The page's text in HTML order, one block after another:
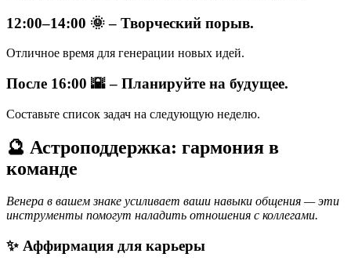
12:00–14:00 🌞 – Творческий порыв.
Отличное время для генерации новых идей.
После 16:00 🌇 – Планируйте на будущее.
Составьте список задач на следующую неделю.
🔮 Астроподдержка: гармония в
команде
Венера в вашем знаке усиливает ваши навыки общения — эти
инструменты помогут наладить отношения с коллегами.
✨ Аффирмация для карьеры